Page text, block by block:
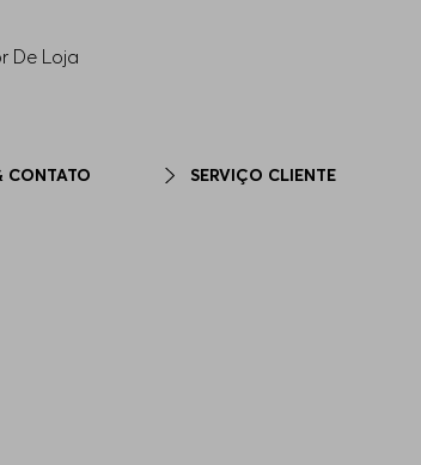
De Loja
CONTATO SERVIÇO CLIENTE